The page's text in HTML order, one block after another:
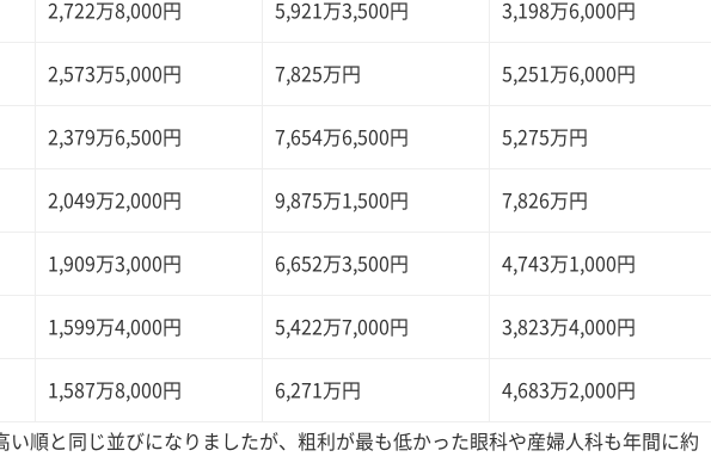
2,722万8,000円 5,921万3,500円 3,198万6,000円
2,573万5,000円 7,825万円 5,251万6,000円
2,379万6,500円 7,654万6,500円 5,275万円
2,049万2,000円 9,875万1,500円 7,826万円
1,909万3,000円 6,652万3,500円 4,743万1,000円
1,599万4,000円 5,422万7,000円 3,823万4,000円
1,587万8,000円 6,271万円 4,683万2,000円
い順と同じ並びになりましたが、粗利が最も低かった眼科や産婦人科も年間に約